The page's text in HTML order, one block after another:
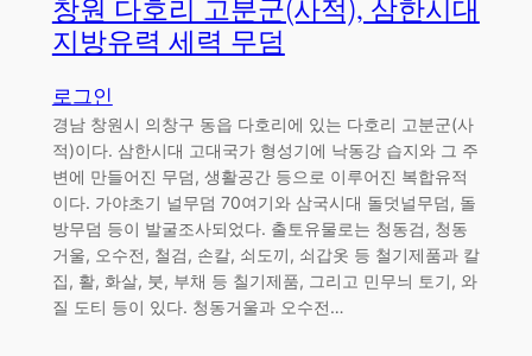
창원 다호리 고분군(사적), 삼한시대
지방유력 세력 무덤
로그인
경남 창원시 의창구 동읍 다호리에 있는 다호리 고분군(사
적)이다. 삼한시대 고대국가 형성기에 낙동강 습지와 그 주
변에 만들어진 무덤, 생활공간 등으로 이루어진 복합유적
이다. 가야초기 널무덤 70여기와 삼국시대 돌덧널무덤, 돌
방무덤 등이 발굴조사되었다. 출토유물로는 청동검, 청동
거울, 오수전, 철검, 손칼, 쇠도끼, 쇠갑옷 등 철기제품과 칼
집, 활, 화살, 붓, 부채 등 칠기제품, 그리고 민무늬 토기, 와
질 도티 등이 있다. 청동거울과 오수전…